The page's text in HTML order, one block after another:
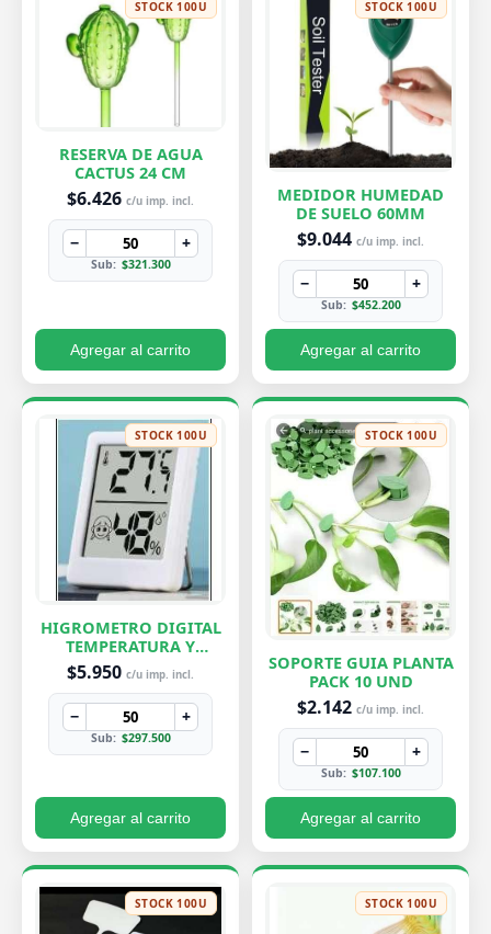
STOCK 100U
RESERVA DE AGUA
CACTUS 24 CM
$6.426 c/u imp. incl.
− +
Sub: $321.300
Agregar al carrito
STOCK 100U
MEDIDOR HUMEDAD
DE SUELO 60MM
$9.044 c/u imp. incl.
− +
Sub: $452.200
Agregar al carrito
STOCK 100U
HIGROMETRO DIGITAL
TEMPERATURA Y
HUMEDAD
$5.950 c/u imp. incl.
− +
Sub: $297.500
Agregar al carrito
STOCK 100U
SOPORTE GUIA PLANTA
PACK 10 UND
$2.142 c/u imp. incl.
− +
Sub: $107.100
Agregar al carrito
STOCK 100U STOCK 100U